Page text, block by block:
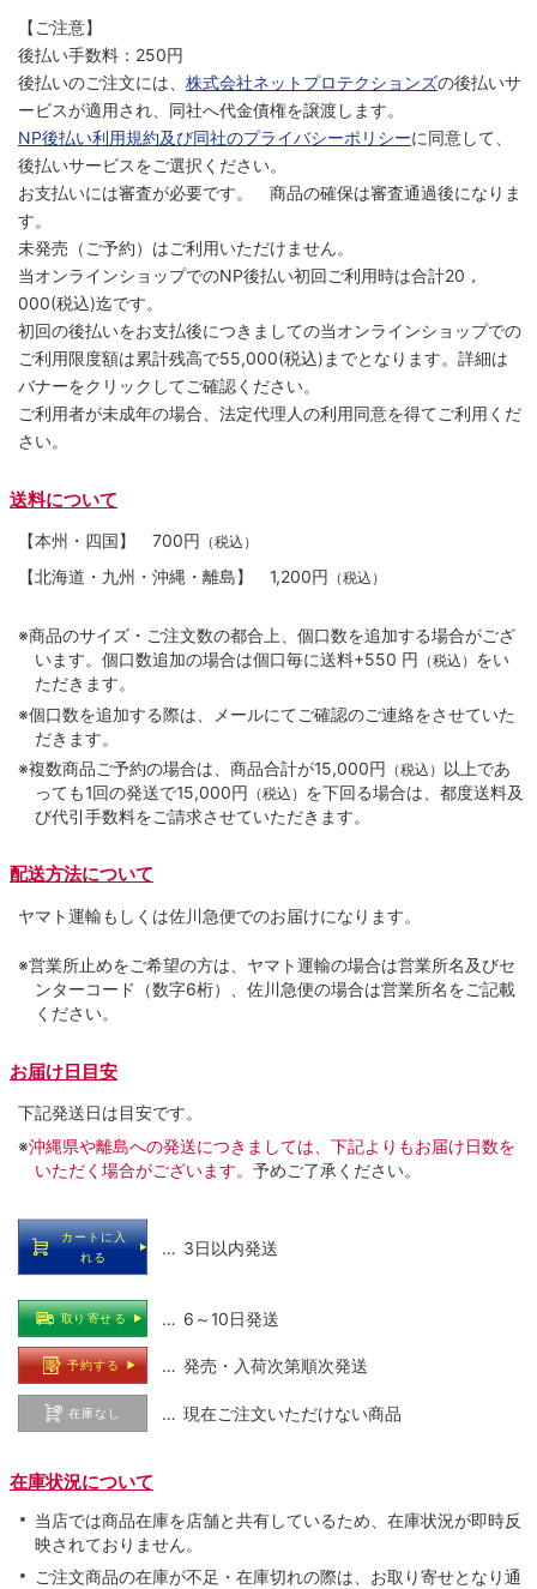
【ご注意】
後払い手数料：250円
後払いのご注文には、 株式会社ネットプロテクションズの後払いサ
ービスが適用され、同社へ代金債権を譲渡します。
NP後払い利用規約及び同社のプライバシーポリシーに同意して、
後払いサービスをご選択ください。
お支払いには審査が必要です。 商品の確保は審査通過後になりま
す。
未発売（ご予約）はご利用いただけません。
当オンラインショップでのNP後払い初回ご利用時は合計20，
000(税込)迄です。
初回の後払いをお支払後につきましての当オンラインショップでの
ご利用限度額は累計残高で55,000(税込)までとなります。詳細は
バナーをクリックしてご確認ください。
ご利用者が未成年の場合、法定代理人の利用同意を得てご利用くだ
さい。
送料について
【本州・四国】 700円 （税込）
【北海道・九州・沖縄・離島】 1,200円 （税込）
※商品のサイズ・ご注文数の都合上、個口数を追加する場合がござ
います。個口数追加の場合は個口毎に送料+550 円 （税込） をい
ただきます。
※個口数を追加する際は、メールにてご確認のご連絡をさせていた
だきます。
※複数商品ご予約の場合は、商品合計が15,000円 （税込） 以上であ
っても1回の発送で15,000円 （税込） を下回る場合は、都度送料及
び代引手数料をご請求させていただきます。
配送方法について
ヤマト運輸もしくは佐川急便でのお届けになります。
※営業所止めをご希望の方は、ヤマト運輸の場合は営業所名及びセ
ンターコード（数字6桁）、佐川急便の場合は営業所名をご記載
ください。
お届け日目安
下記発送日は目安です。
※沖縄県や離島への発送につきましては、下記よりもお届け日数を
いただく場合がございます。 予めご了承ください。
カートに入
れる
… 3日以内発送
取り寄せる … 6～10日発送
予約する … 発売・入荷次第順次発送
在庫なし … 現在ご注文いただけない商品
在庫状況について
当店では商品在庫を店舗と共有しているため、在庫状況が即時反
映されておりません。
ご注文商品の在庫が不足・在庫切れの際は、お取り寄せとなり通